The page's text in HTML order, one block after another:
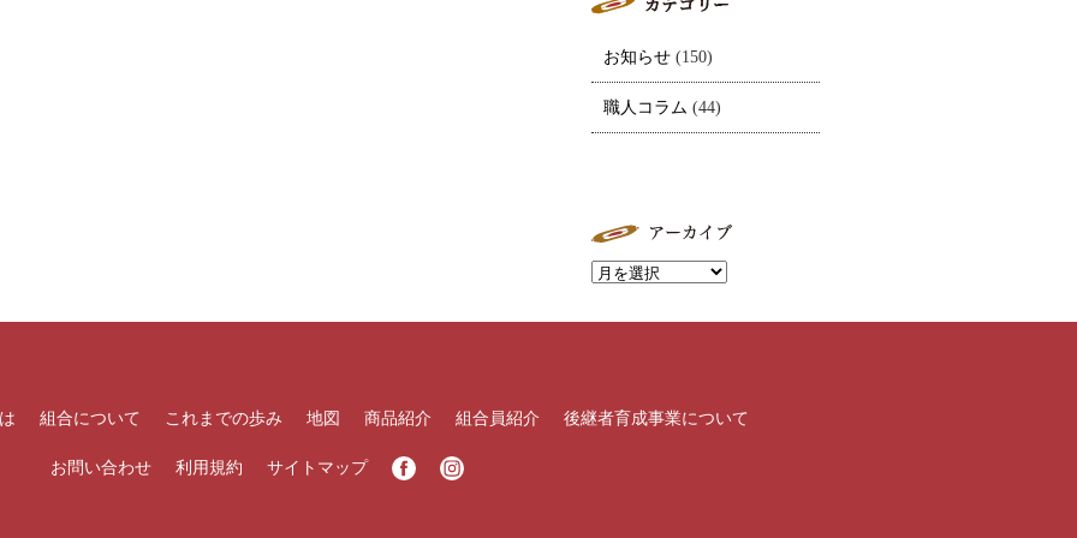
お知らせ(150)
職人コラム (44)
組合について これまでの歩み 地図 商品紹介 組合員紹介 後継者育成事業について
お問い合わせ 利用規約 サイトマップ